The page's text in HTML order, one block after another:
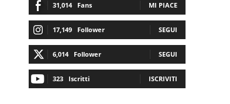
31,014 Fans MI PIACE
17,149 Follower SEGUI
6,014 Follower SEGUI
323 Iscritti ISCRIVITI